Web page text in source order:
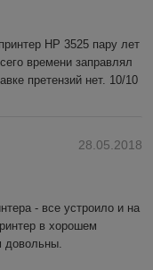
HP 3525 пару лет
времени заправлял
претензий нет. 10/10
28.05.2018
- все устроило и на
в хорошем
довольны.